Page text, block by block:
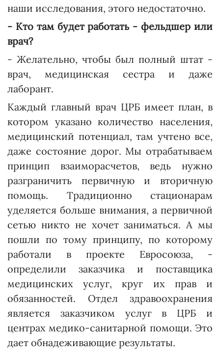
наши исследования, этого недостаточно.
- Кто там будет работать - фельдшер или
врач?
- Желательно, чтобы был полный штат -
врач, медицинская сестра и даже
лаборант.
Каждый главный врач ЦРБ имеет план, в
котором указано количество населения,
медицинский потенциал, там учтено все,
даже состояние дорог. Мы отрабатываем
принцип взаиморасчетов, ведь нужно
разграничить первичную и вторичную
помощь. Традиционно стационарам
уделяется больше внимания, а первичной
сетью никто не хочет заниматься. А мы
пошли по тому принципу, по которому
работали в проекте Евросоюза, -
определили заказчика и поставщика
медицинских услуг, круг их прав и
обязанностей. Отдел здравоохранения
является заказчиком услуг в ЦРБ и
центрах медико-санитарной помощи. Это
дает обнадеживающие результаты.